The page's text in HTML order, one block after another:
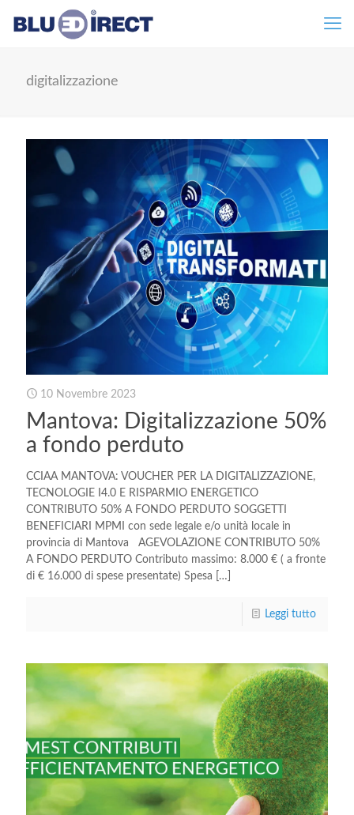
digitalizzazione
10 Novembre 2023
Mantova: Digitalizzazione 50%
a fondo perduto
CCIAA MANTOVA: VOUCHER PER LA DIGITALIZZAZIONE,
TECNOLOGIE I4.0 E RISPARMIO ENERGETICO
CONTRIBUTO 50% A FONDO PERDUTO SOGGETTI
BENEFICIARI MPMI con sede legale e/o unità locale in
provincia di Mantova AGEVOLAZIONE CONTRIBUTO 50%
A FONDO PERDUTO Contributo massimo: 8.000 € ( a fronte
di € 16.000 di spese presentate) Spesa […]
Leggi tutto